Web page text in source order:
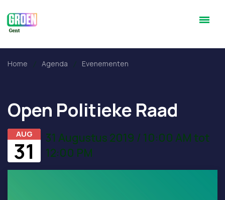
Home Agenda Evenementen
Open Politieke Raad
AUG
31
31 Augustus 2019 / 10:00 AM tot
12:00 PM